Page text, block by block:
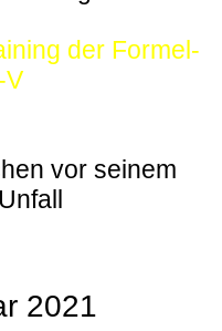
der Formel-
V
vor seinem
2021